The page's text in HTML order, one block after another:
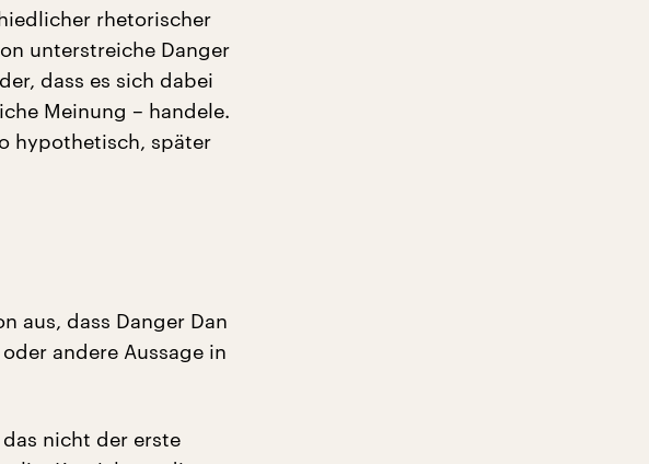
rhetorischer
unterstreiche Danger
dass es sich dabei
Meinung – handele.
hypothetisch, später
aus, dass Danger Dan
andere Aussage in
nicht der erste